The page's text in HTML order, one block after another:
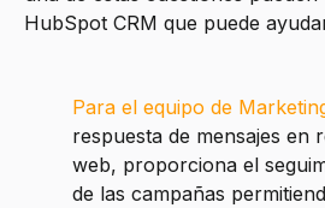
HubSpot CRM que puede
Para el equipo de
respuesta de mensajes en
web, proporciona el
de las campañas